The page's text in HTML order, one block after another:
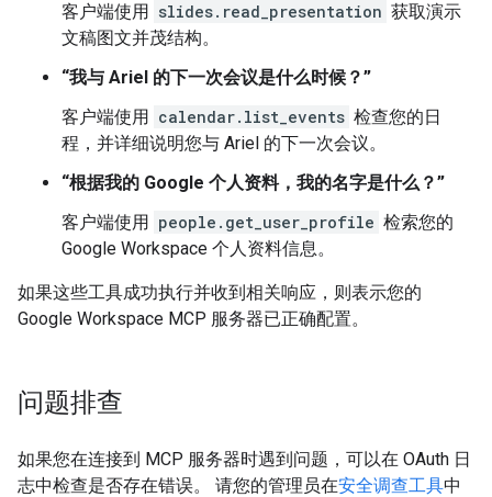
客户端使用 slides.read_presentation 获取演示
文稿图文并茂结构。
“我与 Ariel 的下一次会议是什么时候？”
客户端使用 calendar.list_events 检查您的日
程，并详细说明您与 Ariel 的下一次会议。
“根据我的 Google 个人资料，我的名字是什么？”
客户端使用 people.get_user_profile 检索您的
Google Workspace 个人资料信息。
如果这些工具成功执行并收到相关响应，则表示您的
Google Workspace MCP 服务器已正确配置。
问题排查
如果您在连接到 MCP 服务器时遇到问题，可以在 OAuth 日
志中检查是否存在错误。 请您的管理员在安全调查工具中